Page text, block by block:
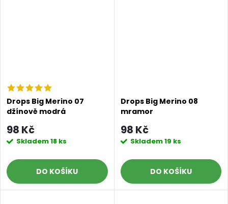
Drops Big Merino 07
džínově modrá
98 Kč
Skladem18 ks
DO KOŠÍKU
Drops Big Merino 08
mramor
98 Kč
Skladem19 ks
DO KOŠÍKU